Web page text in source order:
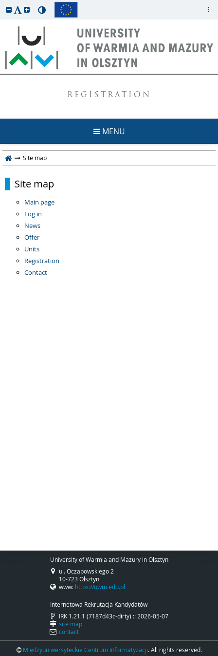
REGISTRATION
MENU
Site map
Site map
Main page
Log in
News
Offer
Units
Registration
Contact
University of Warmia and Mazury in Olsztyn
ul. Oczapowskiego 2
10-723 Olsztyn
www: https://uwm.edu.pl
Internetowa Rekrutacja Kandydatów
IRK 1.21.1 (7187d43c-dirty) :: 2026-05-07
site map
contact
Międzyuniwersyteckie Centrum Informatyzacji. All rights reserved.